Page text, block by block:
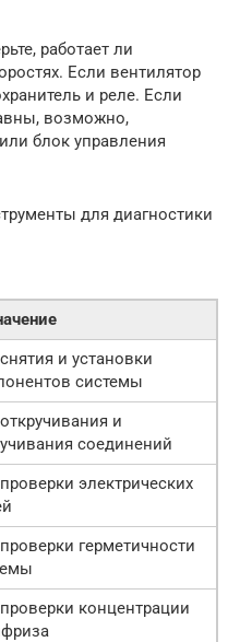
работает ли
Если вентилятор
и реле. Если
возможно,
блок управления
для диагностики
и установки
системы
и
соединений
электрических
герметичности
концентрации